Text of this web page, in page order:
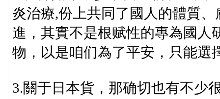
炎治療,份上共同了國人的體質
進，其實不是根赋性的專為國人
物，以是咱们為了平安，只能選
3.關于日本貨，那确切也有不少